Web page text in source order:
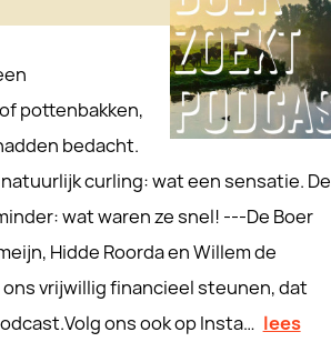
pottenbakken,
bedacht.
curling: wat een sensatie. De
wat waren ze snel! ---De Boer
Hidde Roorda en Willem de
ons vrijwillig financieel steunen, dat
ons ook op Insta… lees